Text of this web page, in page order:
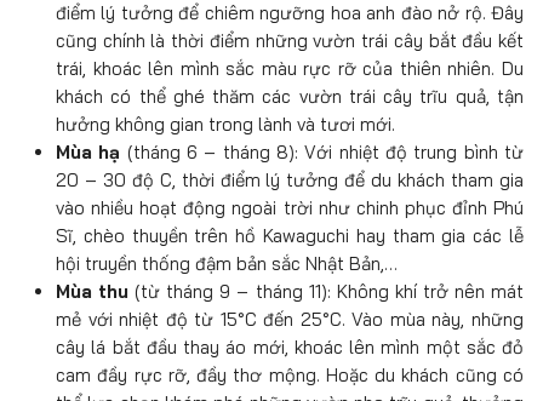
điểm lý tưởng để chiêm ngưỡng hoa anh đào nở rộ. Đây
cũng chính là thời điểm những vườn trái cây bắt đầu kết
trái, khoác lên mình sắc màu rực rỡ của thiên nhiên. Du
khách có thể ghé thăm các vườn trái cây trĩu quả, tận
hưởng không gian trong lành và tươi mới.
Mùa hạ (tháng 6 – tháng 8): Với nhiệt độ trung bình từ
20 – 30 độ C, thời điểm lý tưởng để du khách tham gia
vào nhiều hoạt động ngoài trời như chinh phục đỉnh Phú
Sĩ, chèo thuyền trên hồ Kawaguchi hay tham gia các lễ
hội truyền thống đậm bản sắc Nhật Bản,…
Mùa thu (từ tháng 9 – tháng 11): Không khí trở nên mát
mẻ với nhiệt độ từ 15°C đến 25°C. Vào mùa này, những
cây lá bắt đầu thay áo mới, khoác lên mình một sắc đỏ
cam đầy rực rỡ, đầy thơ mộng. Hoặc du khách cũng có